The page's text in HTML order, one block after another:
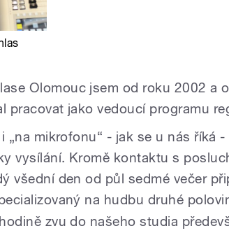
Olomouc jsem od roku 2002 a
pracovat jako vedoucí programu
„na mikrofonu“ - jak se u nás říká
vysílání. Kromě kontaktu s
všední den od půl sedmé večer
na hudbu druhé
zvu do našeho studia